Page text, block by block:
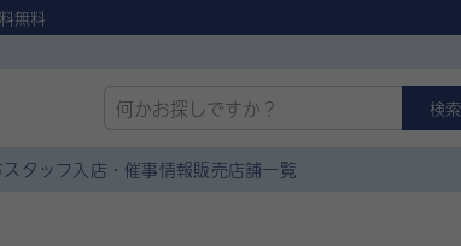
無料
検索
スタッフ入店・催事情報販売店舗一覧